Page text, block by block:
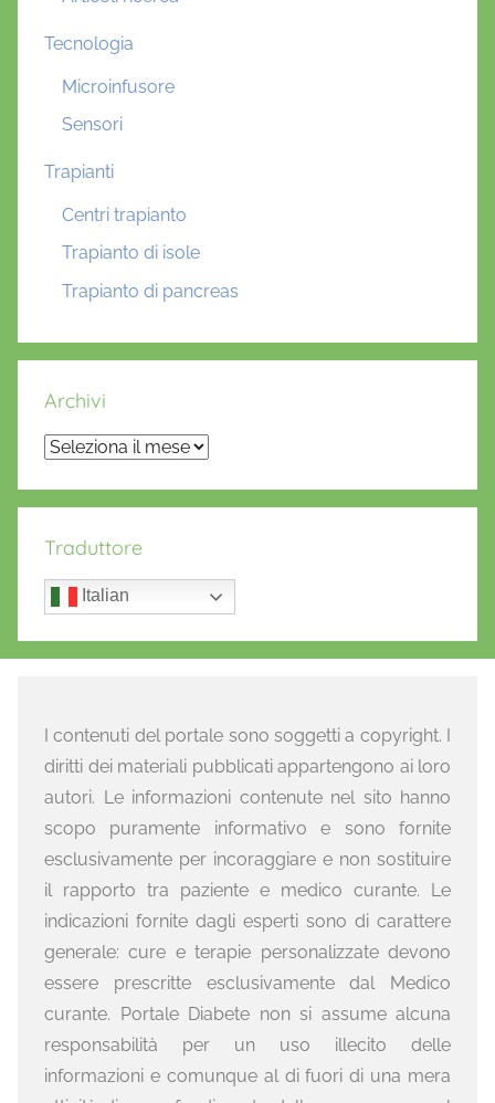
Tecnologia
Microinfusore
Sensori
Trapianti
Centri trapianto
Trapianto di isole
Trapianto di pancreas
Archivi
Archivi
Traduttore
Italian
I contenuti del portale sono soggetti a copyright. I
diritti dei materiali pubblicati appartengono ai loro
autori. Le informazioni contenute nel sito hanno
scopo puramente informativo e sono fornite
esclusivamente per incoraggiare e non sostituire
il rapporto tra paziente e medico curante. Le
indicazioni fornite dagli esperti sono di carattere
generale: cure e terapie personalizzate devono
essere prescritte esclusivamente dal Medico
curante. Portale Diabete non si assume alcuna
responsabilità per un uso illecito delle
informazioni e comunque al di fuori di una mera